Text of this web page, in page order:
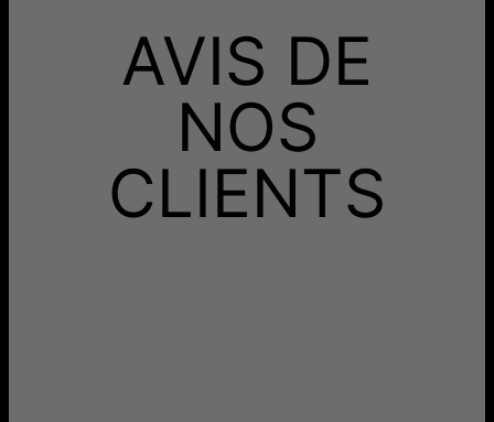
Livraison Gratuite
mar. 25 août - mer. 26
août
Recevez-le avant
août
Les délais mentionnés comprennent le temps de
production.
AVIS DE
NOS
CLIENTS